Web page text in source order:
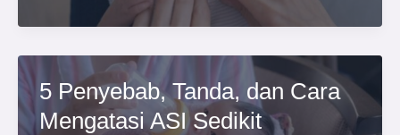
5 Penyebab, Tanda, dan Cara
Mengatasi ASI Sedikit